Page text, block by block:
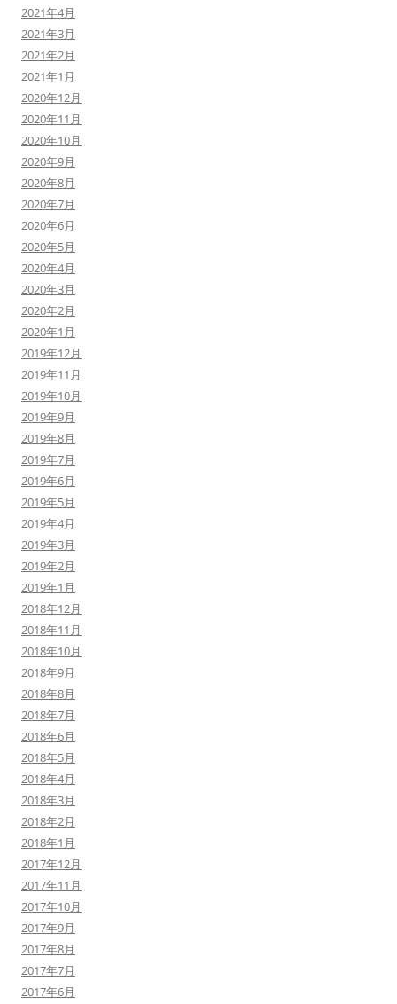
2021年4月
2021年3月
2021年2月
2021年1月
2020年12月
2020年11月
2020年10月
2020年9月
2020年8月
2020年7月
2020年6月
2020年5月
2020年4月
2020年3月
2020年2月
2020年1月
2019年12月
2019年11月
2019年10月
2019年9月
2019年8月
2019年7月
2019年6月
2019年5月
2019年4月
2019年3月
2019年2月
2019年1月
2018年12月
2018年11月
2018年10月
2018年9月
2018年8月
2018年7月
2018年6月
2018年5月
2018年4月
2018年3月
2018年2月
2018年1月
2017年12月
2017年11月
2017年10月
2017年9月
2017年8月
2017年7月
2017年6月